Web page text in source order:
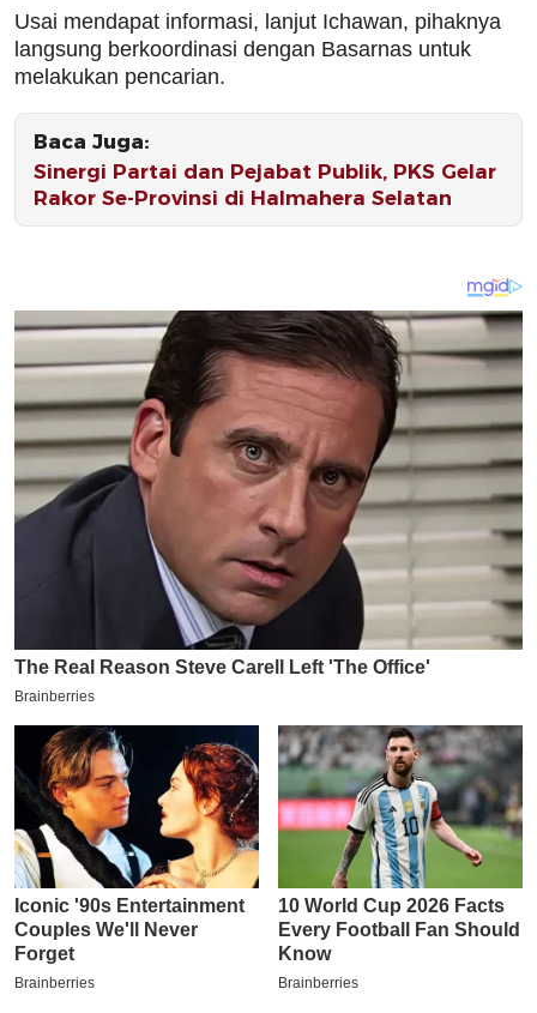
Usai mendapat informasi, lanjut Ichawan, pihaknya
langsung berkoordinasi dengan Basarnas untuk
melakukan pencarian.
Baca Juga:
Sinergi Partai dan Pejabat Publik, PKS Gelar
Rakor Se-Provinsi di Halmahera Selatan